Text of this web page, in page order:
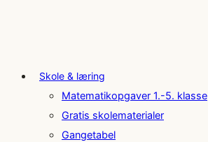
Skole & læring
Matematikopgaver 1.-5. klasse
Gratis skolematerialer
Gangetabel